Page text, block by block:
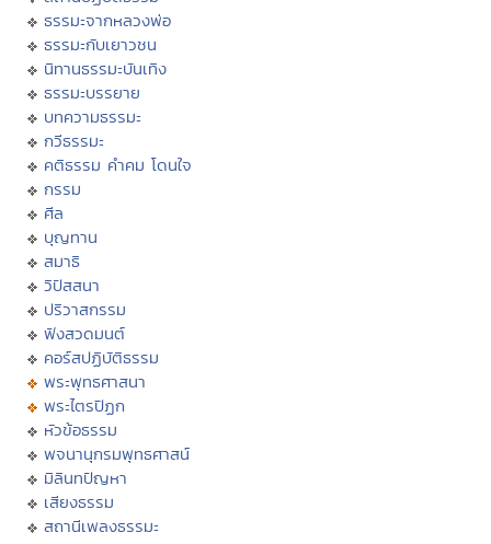
ธรรมะจากหลวงพ่อ
ธรรมะกับเยาวชน
นิทานธรรมะบันเทิง
ธรรมะบรรยาย
บทความธรรมะ
กวีธรรมะ
คติธรรม คำคม โดนใจ
กรรม
ศีล
บุญทาน
สมาธิ
วิปัสสนา
ปริวาสกรรม
ฟังสวดมนต์
คอร์สปฏิบัติธรรม
พระพุทธศาสนา
พระไตรปิฏก
หัวข้อธรรม
พจนานุกรมพุทธศาสน์
มิลินทปัญหา
เสียงธรรม
สถานีเพลงธรรมะ